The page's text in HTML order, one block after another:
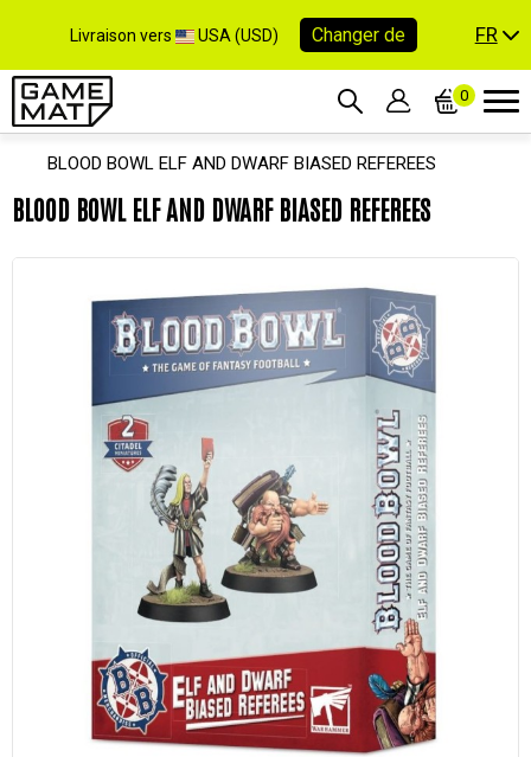
Livraison vers USA (USD) Changer de FR
0
BLOOD BOWL ELF AND DWARF BIASED REFEREES
BLOOD BOWL ELF AND DWARF BIASED REFEREES